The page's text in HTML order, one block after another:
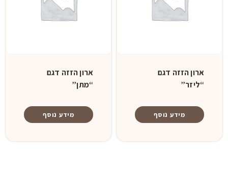
ארון הזזה דגם
“ליזר”
מידע נוסף
ארון הזזה דגם
“מתן”
מידע נוסף